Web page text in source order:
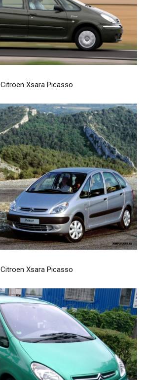
Citroen Xsara Picasso
Citroen Xsara Picasso